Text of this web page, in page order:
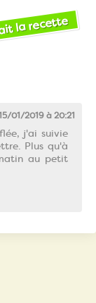
la recette
01/2019 à 20:21
j'ai suivie
Plus qu'à
au petit